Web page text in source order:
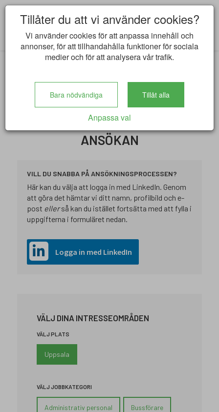
ANSÖKAN
VILL DU SNABBA PÅ ANSÖKNINGSPROCESSEN?
Här kan du välja att logga in med LinkedIn. Genom
att göra det hämtar vi ditt namn, profilbild och e-
post ellerså kan du istället fortsätta med att fylla i
uppgifterna i formuläret nedan.
Logga in med LinkedIn
VÄLJ DINA INTRESSEOMRÅDEN
VÄLJ PLATS
Uppsala
VÄLJ JOBBKATEGORI
Administrativ personal Bussförare
Tillåter du att vi använder cookies?
Vi använder cookies för att anpassa innehåll och
annonser, för att tillhandahålla funktioner för sociala
medier och för att analysera vår trafik.
Bara nödvändiga Tillåt alla
Anpassa val